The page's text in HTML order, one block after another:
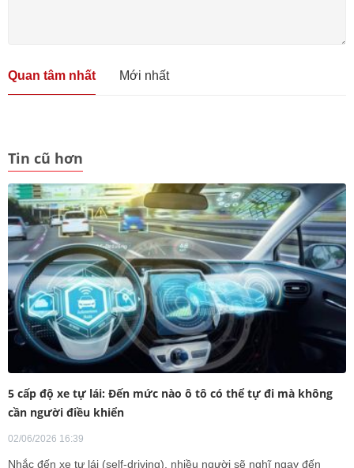
Quan tâm nhất Mới nhất
Tin cũ hơn
5 cấp độ xe tự lái: Đến mức nào ô tô có thể tự đi mà không
cần người điều khiển
02/06/2026 16:39
Nhắc đến xe tự lái (self-driving), nhiều người sẽ nghĩ ngay đến